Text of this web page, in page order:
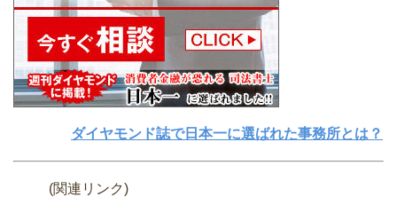
ダイヤモンド誌で日本一に選ばれた事務所とは？
(関連リンク)